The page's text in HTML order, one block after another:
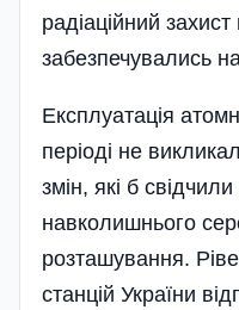
радіаці­йний
забезпечувались
Експлуатація
періоді не
змін, які б
навколишнього
розташування.
станцій України